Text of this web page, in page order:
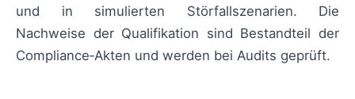
und in simulierten Störfallszenarien. Die
Nachweise der Qualifikation sind Bestandteil der
Compliance‑Akten und werden bei Audits geprüft.